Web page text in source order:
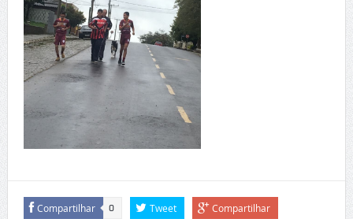
Compartilhar 0 Tweet Compartilhar